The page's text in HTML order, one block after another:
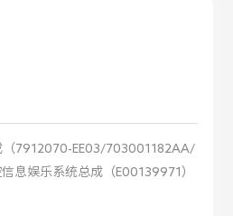
（7912070-EE03/703001182AA/
息娱乐系统总成（E00139971）